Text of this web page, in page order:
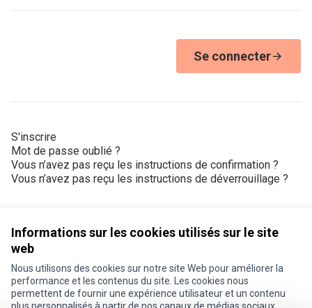
Informations sur les cookies utilisés sur le site
web
Nous utilisons des cookies sur notre site Web pour améliorer la
performance et les contenus du site. Les cookies nous
permettent de fournir une expérience utilisateur et un contenu
Se connecter
S'inscrire
Mot de passe oublié ?
Vous n’avez pas reçu les instructions de confirmation ?
Vous n’avez pas reçu les instructions de déverrouillage ?
Conditions d'utilisation
Paramètres des cookies
Je participe ! sur X
Je participe ! sur Facebook
Je participe ! sur Instagram